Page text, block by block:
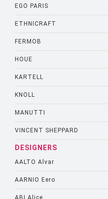
EGO PARIS
ETHNICRAFT
FERMOB
HOUE
KARTELL
KNOLL
MANUTTI
VINCENT SHEPPARD
DESIGNERS
AALTO Alvar
AARNIO Eero
ABI Alice